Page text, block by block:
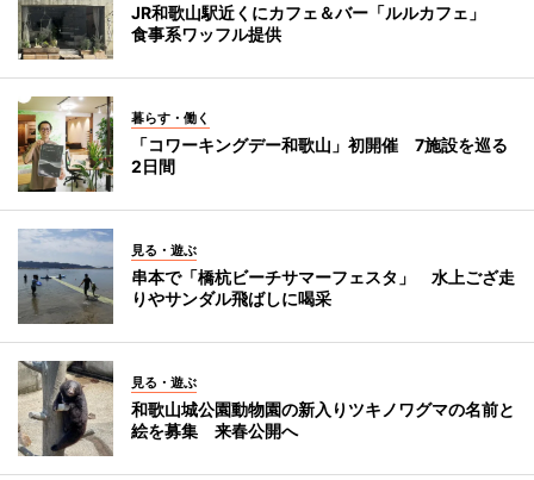
JR和歌山駅近くにカフェ＆バー「ルルカフェ」
食事系ワッフル提供
暮らす・働く
「コワーキングデー和歌山」初開催 7施設を巡る
2日間
見る・遊ぶ
串本で「橋杭ビーチサマーフェスタ」 水上ござ走
りやサンダル飛ばしに喝采
見る・遊ぶ
和歌山城公園動物園の新入りツキノワグマの名前と
絵を募集 来春公開へ